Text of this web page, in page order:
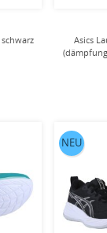
Asics
NEU